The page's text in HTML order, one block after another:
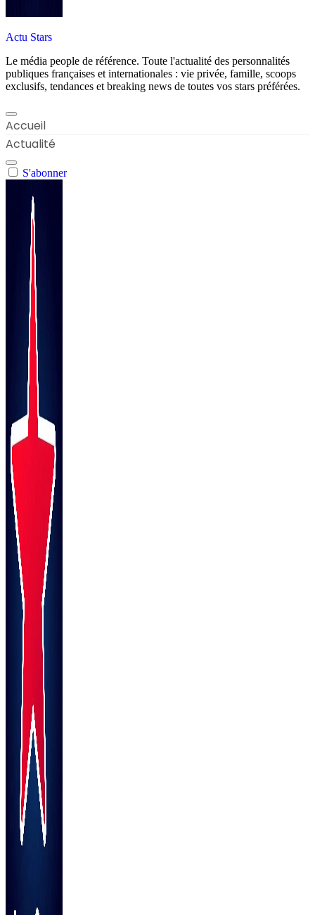
Actu Stars
Le média people de référence. Toute l'actualité des personnalités
publiques françaises et internationales : vie privée, famille, scoops
exclusifs, tendances et breaking news de toutes vos stars préférées.
Accueil
Actualité
S'abonner